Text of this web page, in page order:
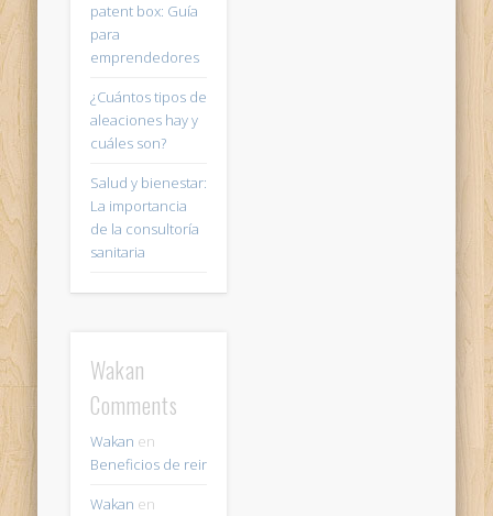
patent box: Guía
para
emprendedores
¿Cuántos tipos de
aleaciones hay y
cuáles son?
Salud y bienestar:
La importancia
de la consultoría
sanitaria
Wakan
Comments
Wakan en
Beneficios de reir
Wakan en